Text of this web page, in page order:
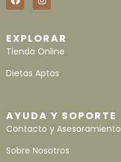
EXPLORAR
Tienda Online
Dietas Aptas
AYUDA Y SOPORTE
Contacto y Asesoramiento
Sobre Nosotros